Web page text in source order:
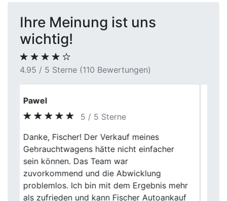
Ihre Meinung ist uns
wichtig!
4.95 / 5 Sterne (110 Bewertungen)
Drew
5 / 5 Sterne
Fischer Autoankauf in Dortmund hat
meinen alten Wagen fair bewertet und die
gesamte Abwicklung war wirklich einfach.
Ich bin äußerst zufrieden mit ihrem
Service.
Previous